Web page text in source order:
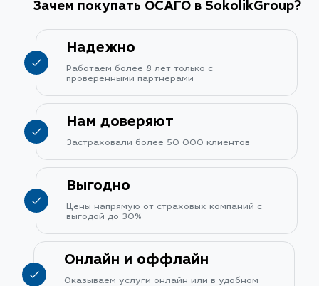
Зачем покупать ОСАГО в SokolikGroup?
Надежно
Работаем более 8 лет только с
проверенными партнерами
Нам доверяют
Застраховали более 50 000 клиентов
Выгодно
Цены напрямую от страховых компаний с
выгодой до 30%
Онлайн и оффлайн
Оказываем услуги онлайн или в удобном